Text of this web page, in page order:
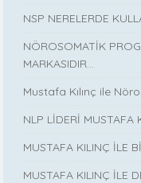
NSP NERELERDE
NÖROSOMATİK
MARKASIDIR…
Mustafa Kılınç ile
NLP LİDERİ MUSTAFA
MUSTAFA KILINÇ İLE
MUSTAFA KILINÇ İLE